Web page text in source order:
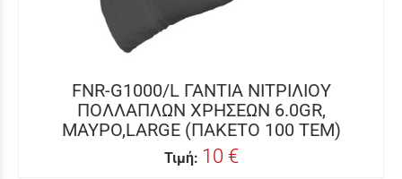
FNR-G1000/L ΓΑΝΤΙΑ ΝΙΤΡΙΛΙΟΥ
ΠΟΛΛΑΠΛΩΝ ΧΡΗΣΕΩΝ 6.0GR,
ΜΑΥΡΟ,LARGE (ΠΑΚETO 100 TEM)
Τιμή: 10 €